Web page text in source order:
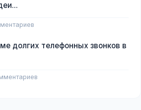
долгих телефонных звонков в